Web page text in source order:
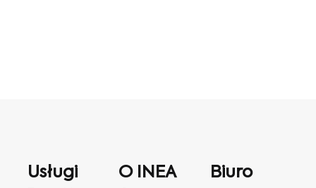
Usługi O INEA
Biuro